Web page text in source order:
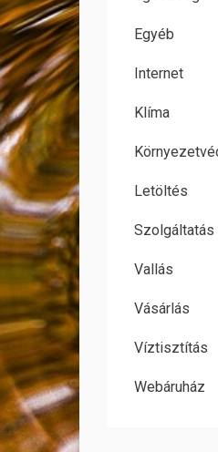
Egyéb
Internet
Klíma
Letöltés
Szolgáltatás
Vallás
Vásárlás
Víztisztítás
Webáruház